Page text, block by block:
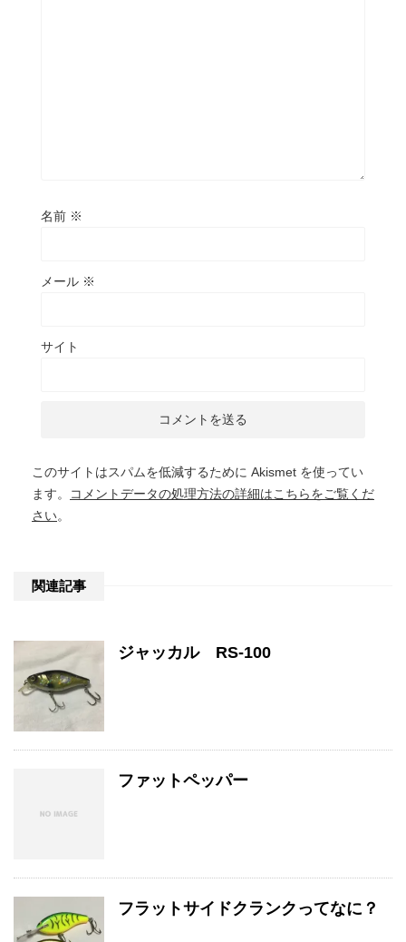
名前 ※
メール ※
サイト
このサイトはスパムを低減するために Akismet を使ってい
ます。
コメントデータの処理方法の詳細はこちらをご覧くだ
さい。
関連記事
ジャッカル RS-100
ファットペッパー
フラットサイドクランクってなに？